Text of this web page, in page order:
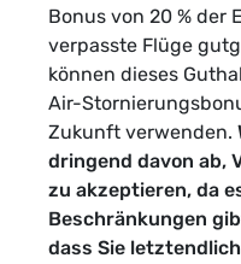
Bonus von 20 % der
verpasste Flüge
können dieses
Air-
Zukunft verwenden.
dringend davon ab,
zu akzeptieren, da
Beschränkungen
dass Sie